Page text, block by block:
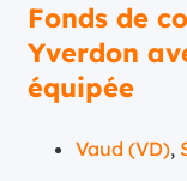
Fonds de
Yverdon
équipée
Vaud (VD),